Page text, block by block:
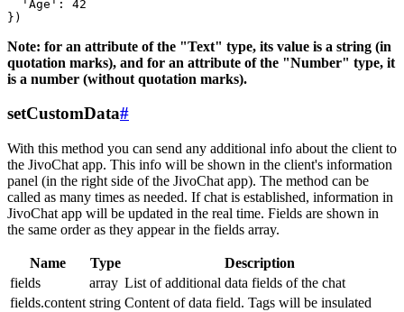
  'Age': 42
Note: for an attribute of the "Text" type, its value is a string (in
quotation marks), and for an attribute of the "Number" type, it
is a number (without quotation marks).
setCustomData#
With this method you can send any additional info about the client to
the JivoChat app. This info will be shown in the client's information
panel (in the right side of the JivoChat app). The method can be
called as many times as needed. If chat is established, information in
JivoChat app will be updated in the real time. Fields are shown in
the same order as they appear in the fields array.
Name Type
Description
fields
array List of additional data fields of the chat
fields.content string Content of data field. Tags will be insulated